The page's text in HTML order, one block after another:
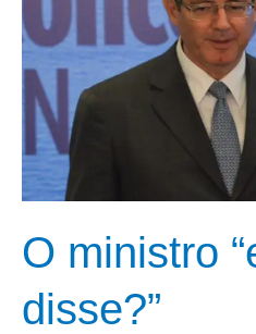
O ministro
disse?”
disse?”